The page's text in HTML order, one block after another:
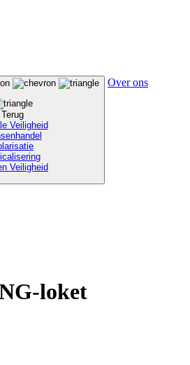
Terug
Veiligheid
Veiligheid
Over ons
loket